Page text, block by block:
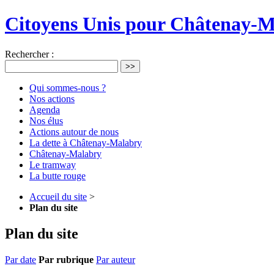
Citoyens Unis pour Châtenay-
Rechercher :
>>
Qui sommes-nous ?
Nos actions
Agenda
Nos élus
Actions autour de nous
La dette à Châtenay-Malabry
Châtenay-Malabry
Le tramway
La butte rouge
Accueil du site >
Plan du site
Plan du site
Par date Par rubrique Par auteur